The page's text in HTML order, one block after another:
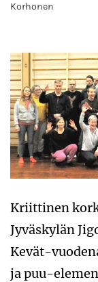
Korhonen
Kriittinen
Jyväskylän
Kevät-
ja puu-